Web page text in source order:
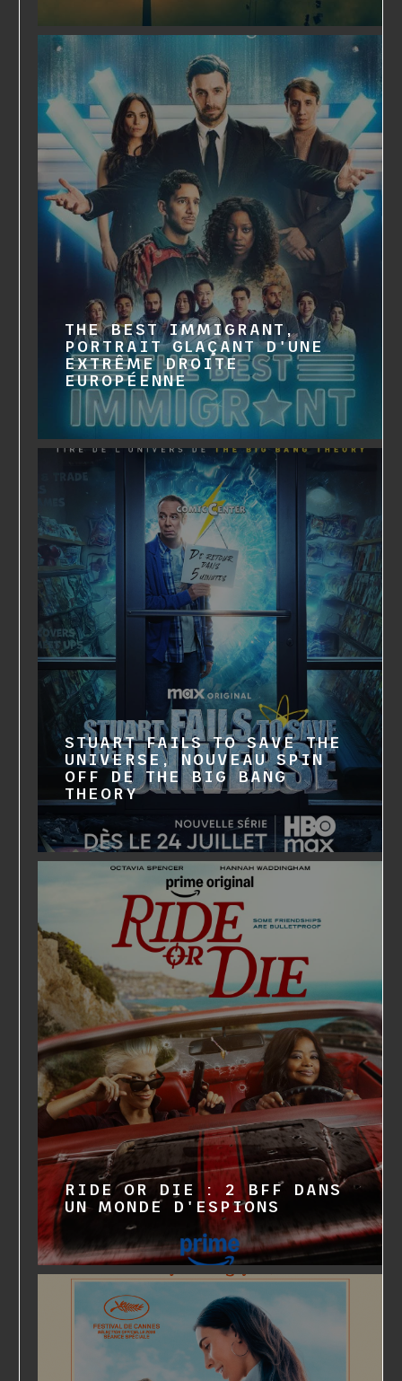
THE BEST IMMIGRANT,
PORTRAIT GLAÇANT D'UNE
EXTRÊME DROITE
EUROPÉENNE
STUART FAILS TO SAVE THE
UNIVERSE, NOUVEAU SPIN
OFF DE THE BIG BANG
THEORY
RIDE OR DIE : 2 BFF DANS
UN MONDE D'ESPIONS